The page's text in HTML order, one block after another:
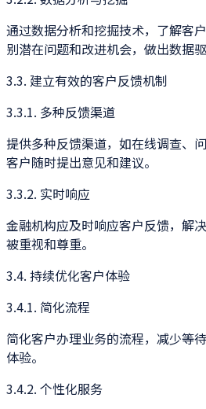
通过数据分析和挖掘技术，了解客
别潜在问题和改进机会，做出数据驱
3.3. 建立有效的客户反馈机制
3.3.1. 多种反馈渠道
提供多种反馈渠道，如在线调查、
客户随时提出意见和建议。
3.3.2. 实时响应
金融机构应及时响应客户反馈，解
被重视和尊重。
3.4. 持续优化客户体验
3.4.1. 简化流程
简化客户办理业务的流程，减少等
体验。
3.4.2. 个性化服务